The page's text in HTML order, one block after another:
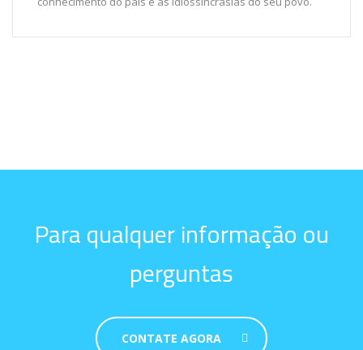
Para qualquer informação ou
perguntas
CONTATE AGORA